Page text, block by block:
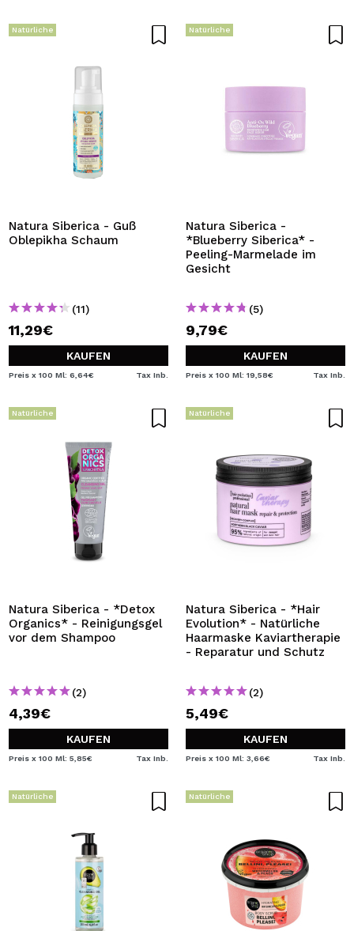
Natürliche
Natura Siberica - Guß
Oblepikha Schaum
(11)
11,29€
KAUFEN
Preis x 100 Ml: 6,64€ Tax Inb.
Natürliche
Natura Siberica -
*Blueberry Siberica* -
Peeling-Marmelade im
Gesicht
(5)
9,79€
KAUFEN
Preis x 100 Ml: 19,58€ Tax Inb.
Natürliche
Natura Siberica - *Detox
Organics* - Reinigungsgel
vor dem Shampoo
(2)
4,39€
KAUFEN
Preis x 100 Ml: 5,85€ Tax Inb.
Natürliche
Natura Siberica - *Hair
Evolution* - Natürliche
Haarmaske Kaviartherapie
- Reparatur und Schutz
(2)
5,49€
KAUFEN
Preis x 100 Ml: 3,66€ Tax Inb.
Natürliche Natürliche